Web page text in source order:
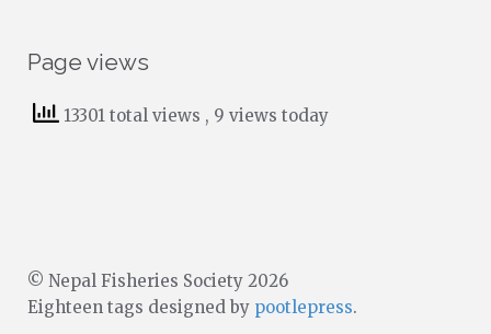
Page views
13301 total views , 9 views today
© Nepal Fisheries Society 2026
Eighteen tags designed by pootlepress.